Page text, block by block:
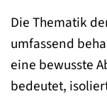
Die Thematik
umfassend
eine bewusste
bedeutet,